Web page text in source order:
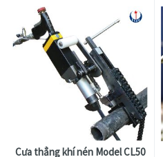
Cưa thẳng khí nén Model CL50